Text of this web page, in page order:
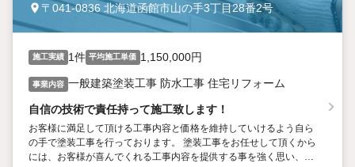
〒041-0836 北海道函館市山の手3丁目28番2号
施工実績 1件 平均施工単価 1,150,000円
事業内容 一般建築塗装工事 防水工事 住宅リフォーム
自信の技術で責任持って施工致します！
お客様に満足して頂ける工事内容と価格を維持していけるよう自ら
の手で塗装工事を行っております。 塗装工事をお任せして頂くから
には、お客様が喜んでくれる工事内容を提供する事を強く思い、